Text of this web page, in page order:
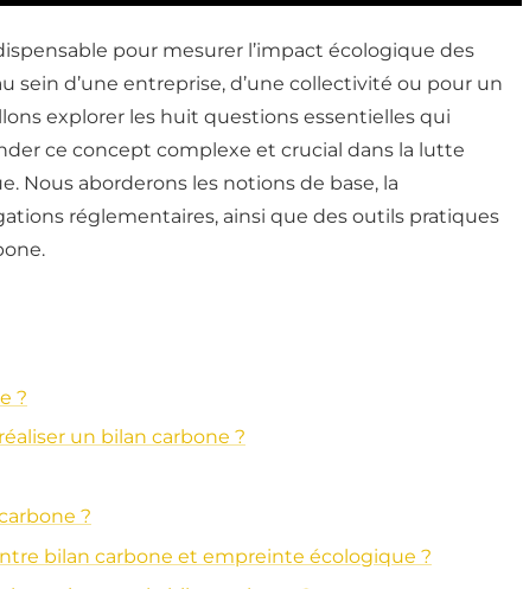
pour mesurer l’impact écologique des
sein d’une entreprise, d’une collectivité ou pour un
explorer les huit questions essentielles qui
ce concept complexe et crucial dans la lutte
Nous aborderons les notions de base, la
réglementaires, ainsi que des outils pratiques
?
un bilan carbone ?
?
bilan carbone et empreinte écologique ?